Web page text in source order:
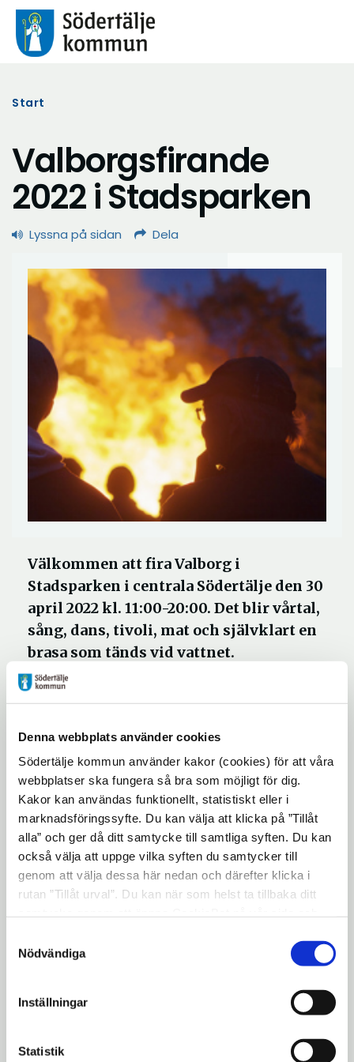
Denna webbplats använder cookies
Södertälje kommun använder kakor (cookies) för att våra
webbplatser ska fungera så bra som möjligt för dig.
Kakor kan användas funktionellt, statistiskt eller i
marknadsföringssyfte. Du kan välja att klicka på ”Tillåt
alla” och ger då ditt samtycke till samtliga syften. Du kan
också välja att uppge vilka syften du samtycker till
genom att välja dessa här nedan och därefter klicka i
rutan ”Tillåt urval”. Du kan när som helst ta tillbaka ditt
"Visa detaljer" kan du läsa om hur kakorna används och
hur vi och våra leverantörer inhämtar och behandlar
Nödvändiga
Inställningar
Statistik
Start
Valborgsfirande
2022 i Stadsparken
Lyssna på sidan Dela
Välkommen att fira Valborg i
Stadsparken i centrala Södertälje den 30
april 2022 kl. 11:00-20:00. Det blir vårtal,
sång, dans, tivoli, mat och självklart en
brasa som tänds vid vattnet.
Lördagen den 30 april arrangerar Södertälje
ett valborgsfirande i Stadsparken klockan
11:00-20:00. Det är fri entré och öppet för
alla.
Det erbjuds tivoli hela dagen, foodtrucks,
scenprogram som börjar klockan 18:00. Det
blir bland annat musikuppträdande av Åsa
Dellham, vårtal av stadsdirektör Stefan
den traditionella brasan vid vattnet vid
Varmt välkommen!